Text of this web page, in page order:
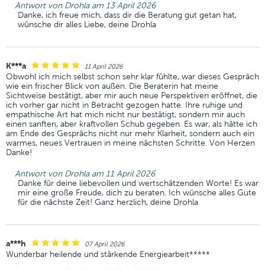
Antwort von Drohla am 13 April 2026
Danke, ich freue mich, dass dir die Beratung gut getan hat,
wünsche dir alles Liebe, deine Drohla
K***a 11 April 2026
Obwohl ich mich selbst schon sehr klar fühlte, war dieses Gespräch
wie ein frischer Blick von außen. Die Beraterin hat meine
Sichtweise bestätigt, aber mir auch neue Perspektiven eröffnet, die
ich vorher gar nicht in Betracht gezogen hatte. Ihre ruhige und
empathische Art hat mich nicht nur bestätigt, sondern mir auch
einen sanften, aber kraftvollen Schub gegeben. Es war, als hätte ich
am Ende des Gesprächs nicht nur mehr Klarheit, sondern auch ein
warmes, neues Vertrauen in meine nächsten Schritte. Von Herzen
Danke!
Antwort von Drohla am 11 April 2026
Danke für deine liebevollen und wertschätzenden Worte! Es war
mir eine große Freude, dich zu beraten. Ich wünsche alles Gute
für die nächste Zeit! Ganz herzlich, deine Drohla
a***h 07 April 2026
Wunderbar heilende und stärkende Energiearbeit*****